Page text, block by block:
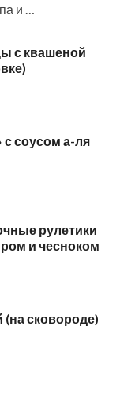
и …
с квашеной
с соусом а-ля
рулетики
и чесноком
(на сковороде)